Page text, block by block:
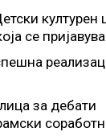
се
за дебати